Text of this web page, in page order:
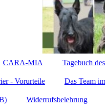
CARA-MIA Tagebuch
- Vorurteile Das Team
Widerrufsbelehrung